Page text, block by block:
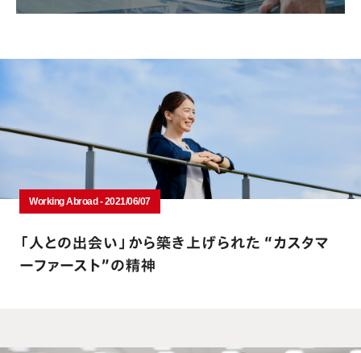
Working Abroad - 2021/06/07
「人との出会い」から築き上げられた “カスタマ
ーファースト”の精神